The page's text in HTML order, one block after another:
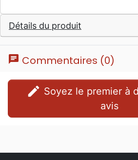
Détails du produit
chat Commentaires (0)
edit
avis